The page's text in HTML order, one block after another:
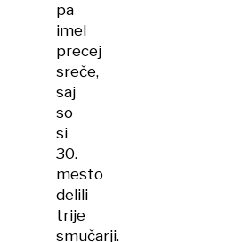
pa
imel
precej
sreče,
saj
so
si
30.
mesto
delili
trije
smučarji.